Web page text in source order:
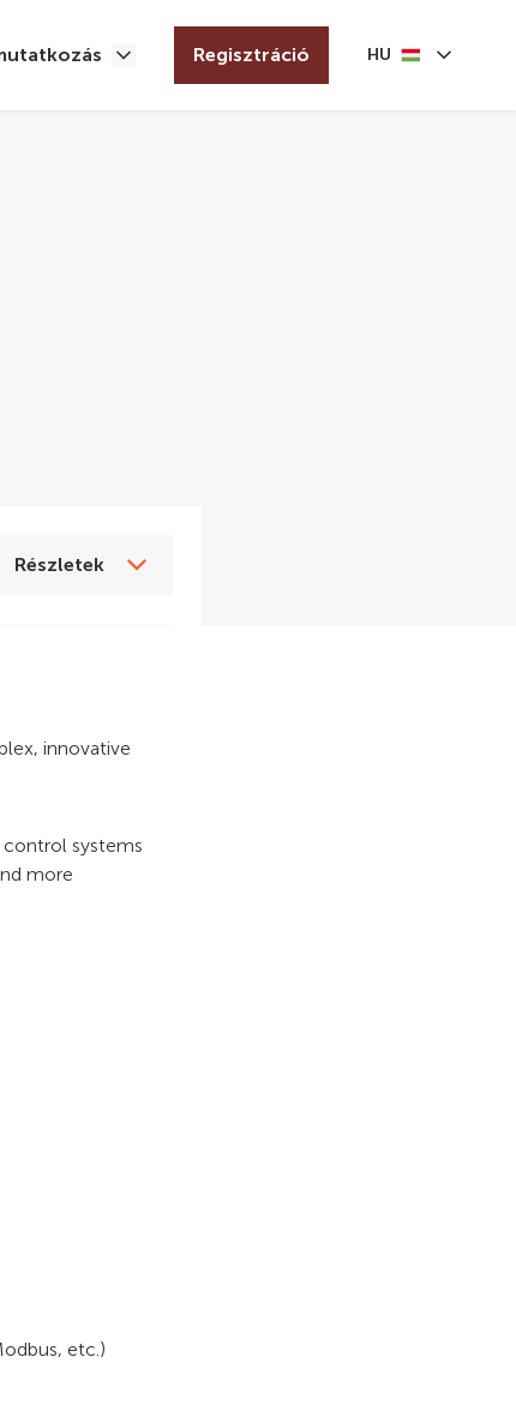
Regisztráció
Részletek
innovative
control systems
more
etc.)